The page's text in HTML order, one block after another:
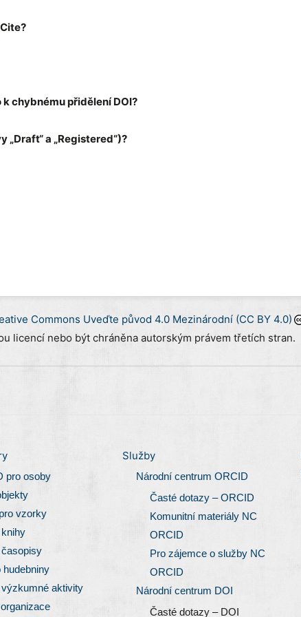
chybnému přidělení DOI?
a „Registered“)?
Commons Uveďte původ 4.0 Mezinárodní (CC BY 4.0)
licencí nebo být chráněna autorským právem třetích stran.
pro osoby
vzorky
hudebniny
aktivity
Služby
Národní centrum ORCID
Časté dotazy – ORCID
Komunitní materiály NC
ORCID
Pro zájemce o služby NC
ORCID
Národní centrum DOI
Časté dotazy – DOI